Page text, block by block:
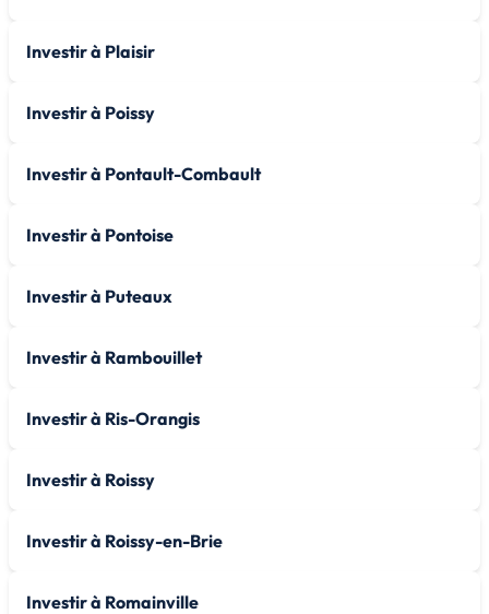
Investir à Plaisir
Investir à Poissy
Investir à Pontault-Combault
Investir à Pontoise
Investir à Puteaux
Investir à Rambouillet
Investir à Ris-Orangis
Investir à Roissy
Investir à Roissy-en-Brie
Investir à Romainville